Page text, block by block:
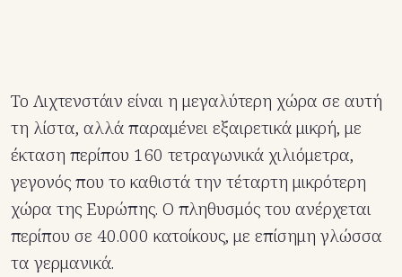
Το Λιχτενστάιν είναι η μεγαλύτερη χώρα σε αυτή
τη λίστα, αλλά παραμένει εξαιρετικά μικρή, με
έκταση περίπου 160 τετραγωνικά χιλιόμετρα,
γεγονός που το καθιστά την τέταρτη μικρότερη
χώρα της Ευρώπης. Ο πληθυσμός του ανέρχεται
περίπου σε 40.000 κατοίκους, με επίσημη γλώσσα
τα γερμανικά.